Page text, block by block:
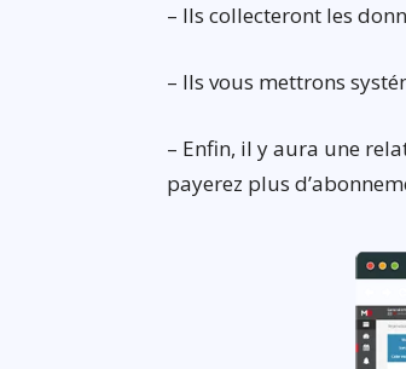
– Ils collecteront les
– Ils vous mettrons
– Enfin, il y aura une
payerez plus